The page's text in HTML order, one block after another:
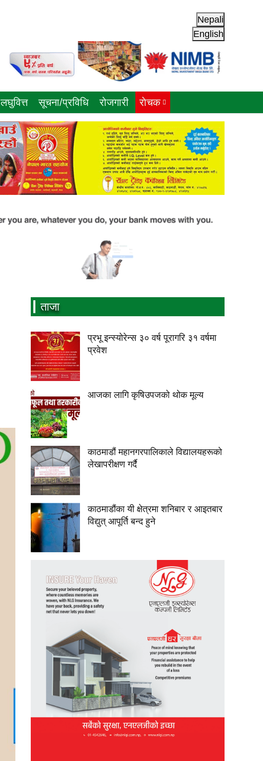
Nepali
English
लघुवित्त सूचना/प्रविधि रोजगारी राेचक
ताजा
प्रभू इन्स्योरेन्स ३० वर्ष पूरागरि ३१ वर्षमा
प्रवेश
आजका लागि कृषिउपजको थोक मूल्य
काठमाडौं महानगरपालिकाले विद्यालयहरूको
लेखापरीक्षण गर्दै
काठमाडौंका यी क्षेत्रमा शनिबार र आइतबार
विद्युत् आपूर्ति बन्द हुने